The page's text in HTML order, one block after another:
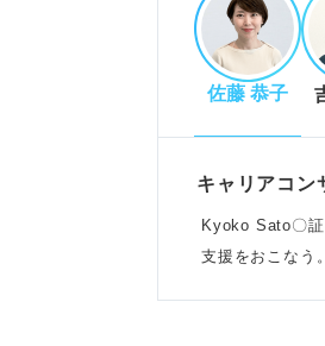
志望動機の
時間の有
る。
第三者の
添削を重
題。
佐藤 恭子
キャリアコン
Kyoko Sato〇
支援をおこなう